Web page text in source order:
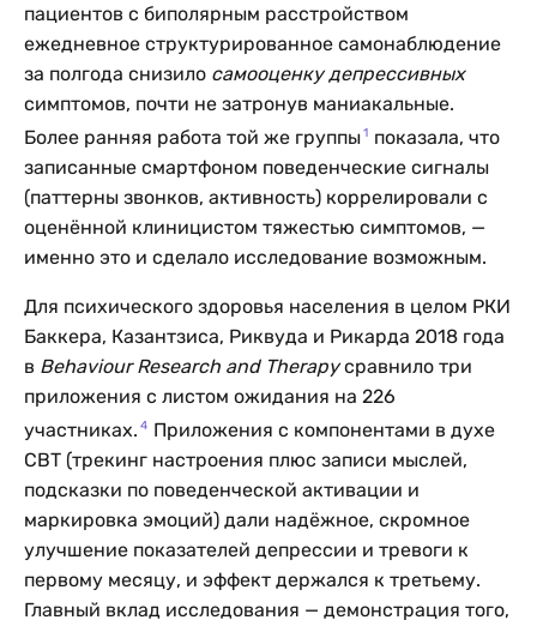
пациентов с биполярным расстройством
ежедневное структурированное самонаблюдение
за полгода снизило самооценку депрессивных
симптомов, почти не затронув маниакальные.
Более ранняя работа той же группы1 показала, что
записанные смартфоном поведенческие сигналы
(паттерны звонков, активность) коррелировали с
оценённой клиницистом тяжестью симптомов, —
именно это и сделало исследование возможным.
Для психического здоровья населения в целом РКИ
Баккера, Казантзиса, Риквуда и Рикарда 2018 года
в Behaviour Research and Therapyсравнило три
приложения с листом ожидания на 226
участниках. 4 Приложения с компонентами в духе
CBT (трекинг настроения плюс записи мыслей,
подсказки по поведенческой активации и
маркировка эмоций) дали надёжное, скромное
улучшение показателей депрессии и тревоги к
первому месяцу, и эффект держался к третьему.
Главный вклад исследования — демонстрация того,